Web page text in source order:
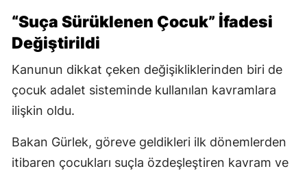
“Suça Sürüklenen Çocuk” İfadesi
Değiştirildi
Kanunun dikkat çeken değişikliklerinden biri de
çocuk adalet sisteminde kullanılan kavramlara
ilişkin oldu.
Bakan Gürlek, göreve geldikleri ilk dönemlerden
itibaren çocukları suçla özdeşleştiren kavram ve